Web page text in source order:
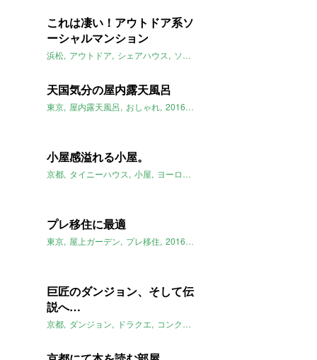
これは凄い！アウトドア系ソ
ーシャルマンション
浜松 アウトドア シェアハウス ソーシャルアパートメント
天国気分の屋内露天風呂
東京 屋内露天風呂 おしゃれ 2016年5月のおすすめ
小屋感溢れる小屋。
京都 タイニーハウス 小屋 ヨーロピアン
プレ移住に最適
東京 屋上ガーデン プレ移住 2016年5月のおすすめ
巨匠のダンジョン、そして伝
説へ…
京都 ダンジョン ドラクエ コンクリートブロック造